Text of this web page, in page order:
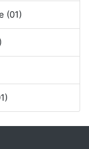
(01)